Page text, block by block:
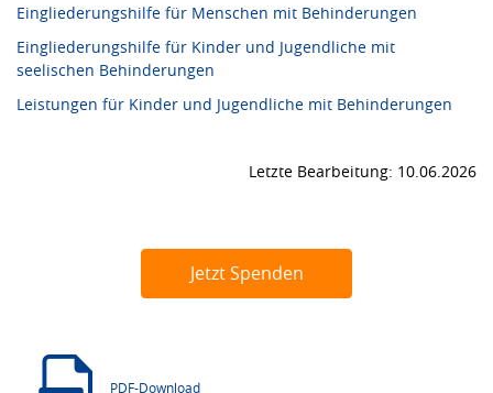
Eingliederungshilfe für Menschen mit Behinderungen
Eingliederungshilfe für Kinder und Jugendliche mit
seelischen Behinderungen
Leistungen für Kinder und Jugendliche mit Behinderungen
Letzte Bearbeitung: 10.06.2026
Jetzt Spenden
PDF-Download